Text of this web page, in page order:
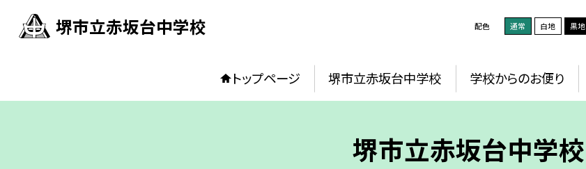
堺市立赤坂台中学校 配色 通常 白地 黒地
トップページ 堺市立赤坂台中学校 学校からのお便り
堺市立赤坂台中学校